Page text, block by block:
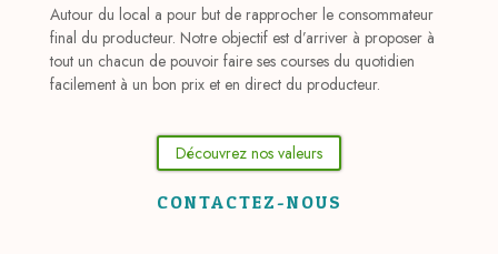
Autour du local a pour but de rapprocher le consommateur
final du producteur. Notre objectif est d’arriver à proposer à
tout un chacun de pouvoir faire ses courses du quotidien
facilement à un bon prix et en direct du producteur.
Découvrez nos valeurs
CONTACTEZ-NOUS